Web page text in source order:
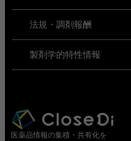
法規・調剤報酬
製剤学的特性情報
医薬品情報の集積・共有化を